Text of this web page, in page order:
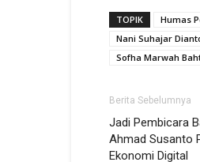
TOPIK Humas
Nani Suhajar
Sofha Marwah
Berita Sebelumnya
Jadi Pembicara
Ahmad Susanto
Ekonomi Digital